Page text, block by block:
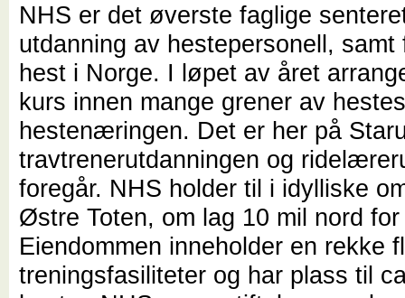
NHS er det øverste faglige
utdanning av hestepersonell, samt
hest i Norge. I løpet av året
kurs innen mange grener av
hestenæringen. Det er her på
travtrenerutdanningen og
foregår. NHS holder til i idylliske
Østre Toten, om lag 10 mil nord
Eiendommen inneholder en rekke
treningsfasiliteter og har plass til